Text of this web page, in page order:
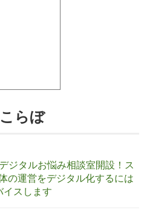
らぼ
ジタルお悩み相談室開設！ス
の運営をデジタル化するには
イスします